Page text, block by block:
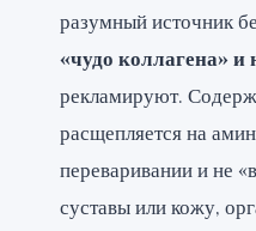
разумный источник
«чудо коллагена»
рекламируют.
расщепляется на
переваривании и не
суставы или кожу,